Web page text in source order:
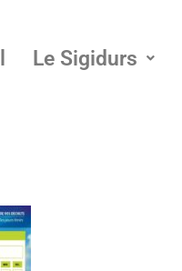
Le Sigidurs